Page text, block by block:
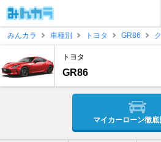
みんカラ
車種別 トヨタ GR86
トヨタ
GR86
マイカーローン徹底